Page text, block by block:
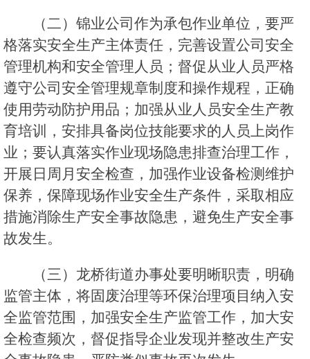
（二）锦业公司作为承包作业单位，要严
格落实安全生产主体责任，完善设置公司安全
管理机构和安全管理人员；督促从业人员严格
遵守公司安全管理规章制度和操作规程，正确
使用劳动防护用品；加强从业人员安全生产教
育培训，安排具备岗位技能要求的人员上岗作
业；要认真落实作业现场隐患排查治理工作，
开展日周月安全检查，加强作业设备检测维护
保养，保障现场作业安全生产条件，采取相应
措施消除生产安全事故隐患，避免生产安全事
故发生。
（三）龙桥街道办事处要明晰职责，明确
监管主体，将固废治理等环保治理项目纳入安
全监管范围，加强安全生产监管工作，加大安
全检查频次，督促指导企业发现并整改生产安